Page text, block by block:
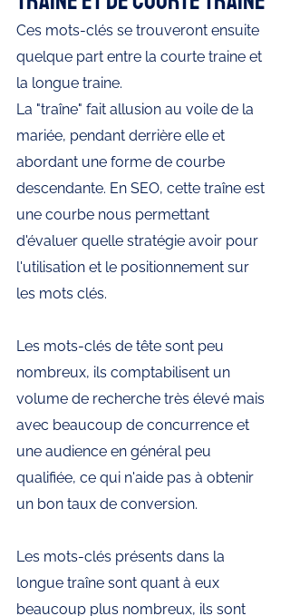
Ces mots-clés se trouveront ensuite
quelque part entre la courte traine et
la longue traine.
La "traîne" fait allusion au voile de la
mariée, pendant derrière elle et
abordant une forme de courbe
descendante. En SEO, cette traîne est
une courbe nous permettant
d'évaluer quelle stratégie avoir pour
l'utilisation et le positionnement sur
les mots clés.
Les mots-clés de tête sont peu
nombreux, ils comptabilisent un
volume de recherche très élevé mais
avec beaucoup de concurrence et
une audience en général peu
qualifiée, ce qui n'aide pas à obtenir
un bon taux de conversion.
Les mots-clés présents dans la
longue traîne sont quant à eux
beaucoup plus nombreux, ils sont